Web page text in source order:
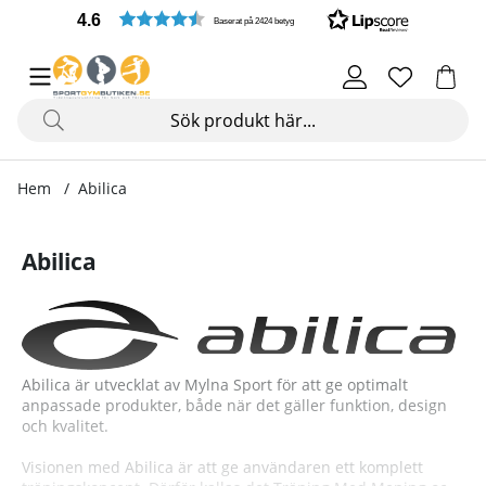
4.6 Baserat på 2424 betyg
Hem Abilica
Abilica
Abilica är utvecklat av Mylna Sport för att ge optimalt
anpassade produkter, både när det gäller funktion, design
och kvalitet.
Visionen med Abilica är att ge användaren ett komplett